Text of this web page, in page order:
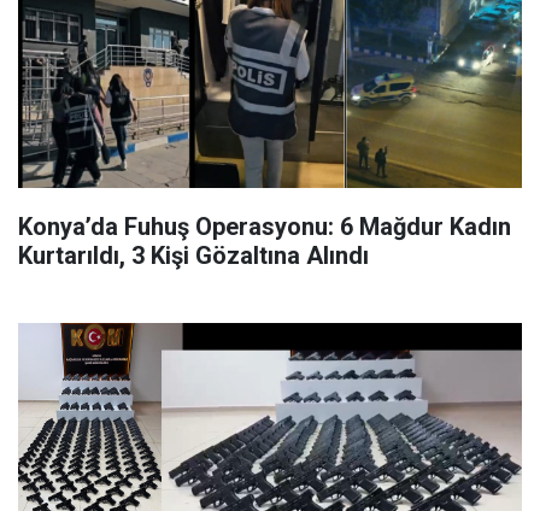
Konya’da Fuhuş Operasyonu: 6 Mağdur Kadın
Kurtarıldı, 3 Kişi Gözaltına Alındı